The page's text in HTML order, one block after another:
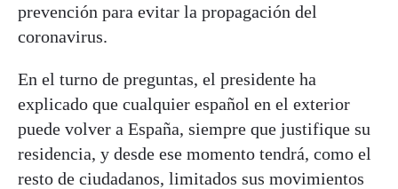
prevención para evitar la propagación del
coronavirus.
En el turno de preguntas, el presidente ha
explicado que cualquier español en el exterior
puede volver a España, siempre que justifique su
residencia, y desde ese momento tendrá, como el
resto de ciudadanos, limitados sus movimientos